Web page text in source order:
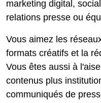
marketing digital,
relations presse ou
Vous aimez les
formats créatifs et la
Vous êtes aussi à
contenus plus
communiqués de